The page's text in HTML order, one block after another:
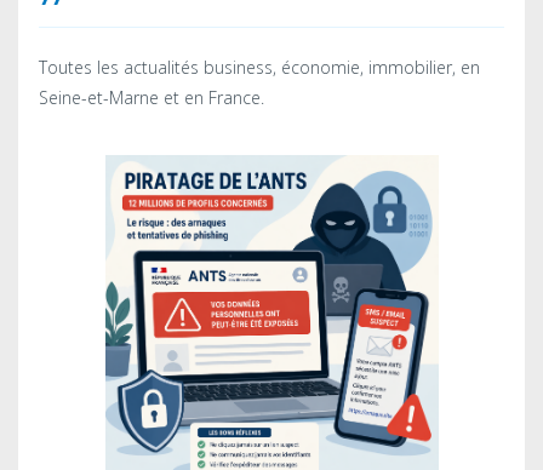
Toutes les actualités business, économie, immobilier, en
Seine-et-Marne et en France.